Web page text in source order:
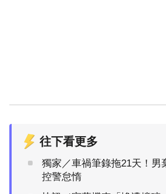
往下看更多
獨家／車禍筆錄拖21天！男
控警怠惰